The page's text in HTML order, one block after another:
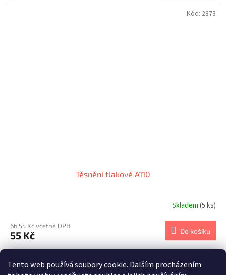
Tento web používá soubory cookie. Dalším procházením
Těsnění tlakové A110
Skladem (5 ks)
66,55 Kč včetně DPH
55 Kč Do košíku
Kód: 2873
O